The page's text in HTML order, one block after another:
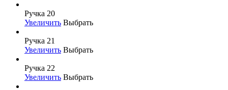
Ручка 20
Увеличить Выбрать
Ручка 21
Увеличить Выбрать
Ручка 22
Увеличить Выбрать